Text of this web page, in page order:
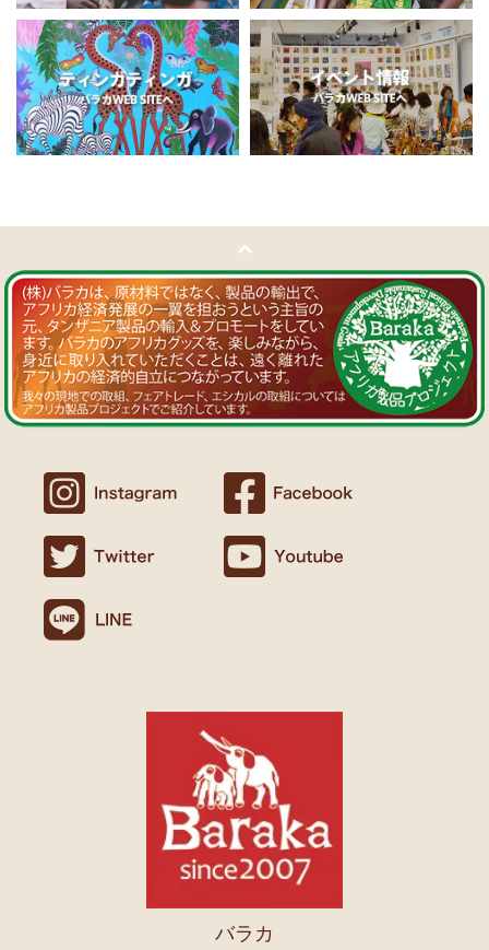
11/5：ティンガティンガ・アート～チャリンダの作品コーナー新
入荷！
私たちバラカは、チャリンダが遺してくださった作品を、これか
らも大切に紹介してまいります。
11/4：ティンガティンガ・アート～マサイの作品新入荷！
ューナッツ＜素焼き＞ 賞味期限切れ大特価！～期間限定 在庫限り
11/1：【MOTTAINAI】～もったいないセール～タンザニア産カシ
ューナッツ＜うす塩＞ 賞味期限切れ大特価！
～期間限定 在庫限り
11/1：アフリカ・ガラスビーズ ジュエリー 新入荷！トレーディン
グビーズ～現地職人の特別注文による一点もの～
コーナー新入荷！～人気作家の作品限定入荷～
10/27：ティンガティンガ・アート～Sサイズの作品 新入荷！作家
名ごとに2つのカテゴリーでご紹介します
→ 作家名 A―L
→ 作家名 M―Z
10/24：
サリーコーナー新入荷！～天然素材 環境配慮したエシカル製品～
荷！～アフリカの色×こさえたん～
カンガ～アフリカの生活布～ 人気柄が限定数再入荷！現
マサイシュカ アフリカの布ページに新入荷！
マサイ民族のマント 軽くおしゃれなブランケット
スクエアトートバッグ～キテンゲ本革仕立て
◇ハイクオリティ◇で仕立てた新作登場！『ニッポンの技×アフリ
Ｔさまより ソープストーン絵皿へのご感想
アフリカン調の雑貨を並べて、玄関でキーを入れて見せるインテリア
として使っています。
重さがあり安定感があるので使いやすいと思います。
以前にもカンガを購入したのですが、気に入って毎日のように着てい
カンガスタイル、アフリカンファッションを広める活動中！
Ｍさまより カンガへのご感想
バラカのショップは、カンガも端処理してあってすぐ着れるし、カフ
タンも、このワンピースも、脇が大きく開いているので、素肌寝（家
でも外でも）にとてもイイと思う。
アフリカンピアス３７ カウボーンマーブルが届きました。
しっかりした作りでイメージ通りの品でした。
似たテイストのネックレスを持っていて、合わせるピアスを探してい
連絡や包装などもよかったです。
Ｏさまより キテンゲへのご感想
無事、商品受け取りました。ありがとうございますっ。
また、バラカさんのイベントにもお邪魔できたらと思います。
Ｓさまより あったか裏ボア！キテンゲ ネックウォーマー
どれも素敵な柄で迷いますね。全部やっぱりかわいい。家族にプレセ
ントも考えているので、思いっきり買おうと思います。
上高地の山に行ったときに、アフリカと日本の山のマッチング合うな
ーと思ってネックウォーマーを身に着けました。
Ｏさまより ザンジバルスパイスMIXスパイスのご感想
バラカ